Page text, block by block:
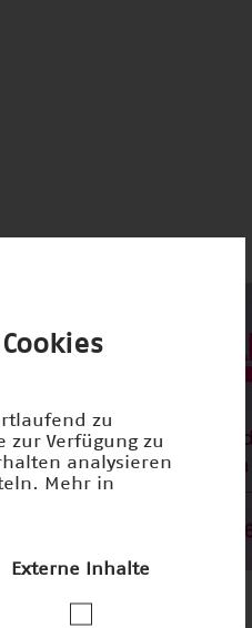
• 20.02.2026
zu
zur Verfügung zu
analysieren
Mehr in
Externe Inhalte